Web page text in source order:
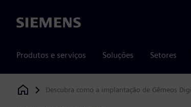
Siemens
Produtos e serviços Soluções Setores
Siemens Digital Industries Software
Descubra como a implantação de Gêmeos